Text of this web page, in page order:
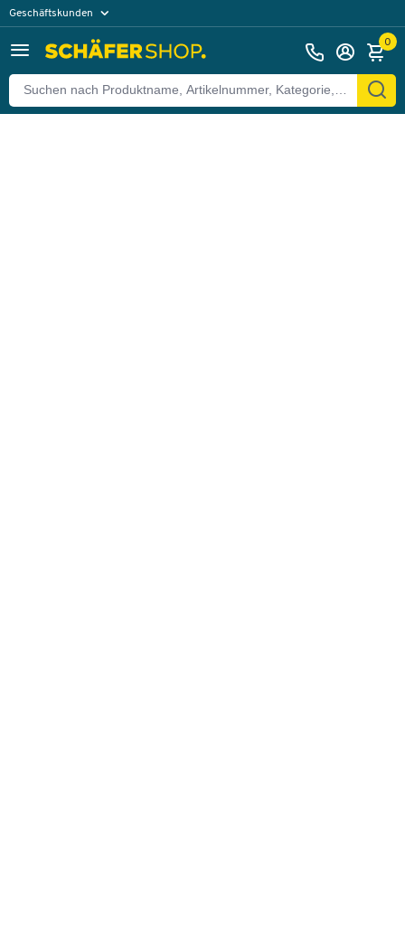
Geschäftskunden
0
Zurück